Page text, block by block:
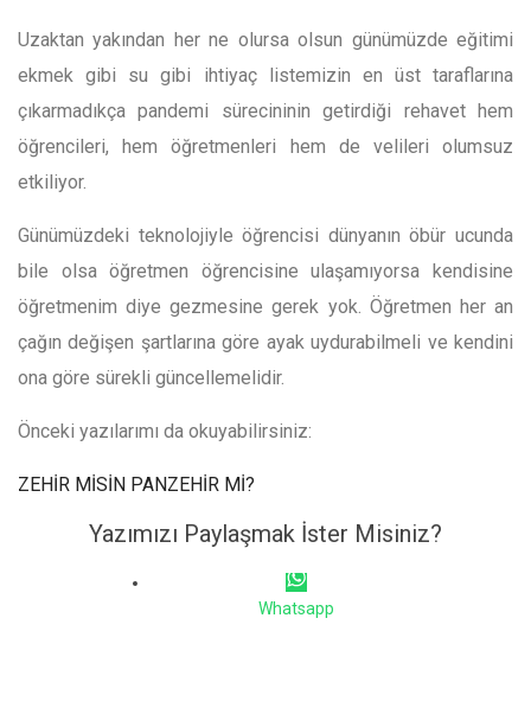
Uzaktan yakından her ne olursa olsun günümüzde eğitimi
ekmek gibi su gibi ihtiyaç listemizin en üst taraflarına
çıkarmadıkça pandemi sürecininin getirdiği rehavet hem
öğrencileri, hem öğretmenleri hem de velileri olumsuz
etkiliyor.
Günümüzdeki teknolojiyle öğrencisi dünyanın öbür ucunda
bile olsa öğretmen öğrencisine ulaşamıyorsa kendisine
öğretmenim diye gezmesine gerek yok. Öğretmen her an
çağın değişen şartlarına göre ayak uydurabilmeli ve kendini
ona göre sürekli güncellemelidir.
Önceki yazılarımı da okuyabilirsiniz:
ZEHİR MİSİN PANZEHİR Mİ?
Yazımızı Paylaşmak İster Misiniz?
Whatsapp